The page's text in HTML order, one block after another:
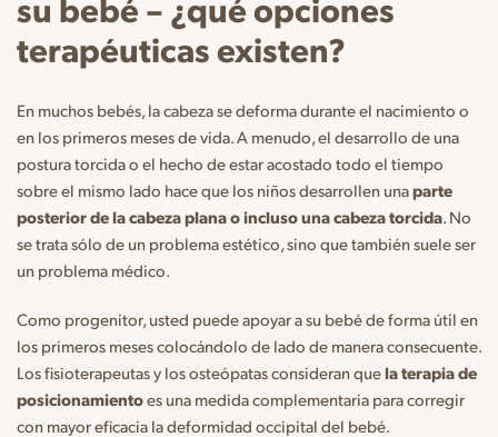
terapéuticas existen?
En muchos bebés, la cabeza se deforma durante el nacimiento o
en los primeros meses de vida. A menudo, el desarrollo de una
postura torcida o el hecho de estar acostado todo el tiempo
sobre el mismo lado hace que los niños desarrollen unaparte
posterior de la cabeza plana o incluso una cabeza torcida. No
se trata sólo de un problema estético, sino que también suele ser
un problema médico.
Como progenitor, usted puede apoyar a su bebé de forma útil en
los primeros meses colocándolo de lado de manera consecuente.
Los fisioterapeutas y los osteópatas consideran quela terapia de
posicionamientoes una medida complementaria para corregir
con mayor eficacia la deformidad occipital del bebé.